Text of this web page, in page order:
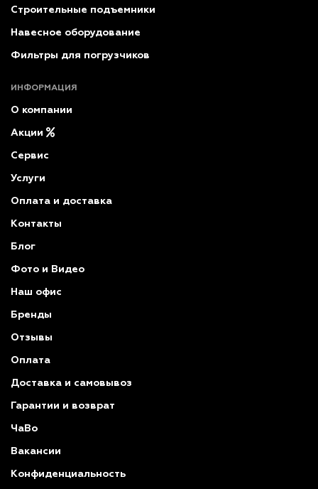
Строительные подъемники
Навесное оборудование
Фильтры для погрузчиков
ИНФОРМАЦИЯ
О компании
Акции
Сервис
Услуги
Оплата и доставка
Контакты
Блог
Фото и Видео
Наш офис
Бренды
Отзывы
Оплата
Доставка и самовывоз
Гарантии и возврат
ЧаВо
Вакансии
Конфиденциальность